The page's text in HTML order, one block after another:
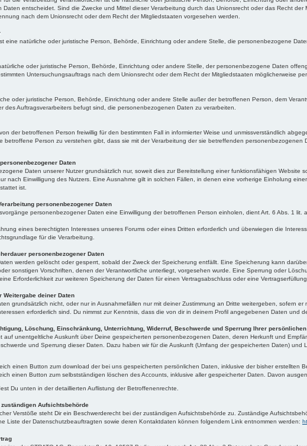
Daten entscheidet. Sind die Zwecke und Mittel dieser Verarbeitung durch das Unionsrecht oder das Recht
nach dem Unionsrecht oder dem Recht der Mitgliedstaaten vorgesehen werden.
eine natürliche oder juristische Person, Behörde, Einrichtung oder andere Stelle, die personenbezogene
oder juristische Person, Behörde, Einrichtung oder andere Stelle, der personenbezogene Daten
Untersuchungsauftrags nach dem Unionsrecht oder dem Recht der Mitgliedstaaten möglicherweise
oder juristische Person, Behörde, Einrichtung oder andere Stelle außer der betroffenen Person, dem
des Auftragsverarbeiters befugt sind, die personenbezogenen Daten zu verarbeiten.
der betroffenen Person freiwillig für den bestimmten Fall in informierter Weise und unmissverständlich
betroffene Person zu verstehen gibt, dass sie mit der Verarbeitung der sie betreffenden personenbezogenen
Daten
Daten unserer Nutzer grundsätzlich nur, soweit dies zur Bereitstellung einer funktionsfähigen
nach Einwilligung des Nutzers. Eine Ausnahme gilt in solchen Fällen, in denen eine vorherige Einholung
ist.
personenbezogener Daten
personenbezogener Daten eine Einwilligung der betroffenen Person einholen, dient Art. 6 Abs. 1 lit.
eines berechtigten Interesses unseres Forums oder eines Dritten erforderlich und überwiegen die
für die Verarbeitung.
personenbezogener Daten
werden gelöscht oder gesperrt, sobald der Zweck der Speicherung entfällt. Eine Speicherung kann
sonstigen Vorschriften, denen der Verantwortliche unterliegt, vorgesehen wurde. Eine Sperrung oder
Erforderlichkeit zur weiteren Speicherung der Daten für einen Vertragsabschluss oder eine
Weitergabe deiner Daten
grundsätzlich nicht, oder nur in Ausnahmefällen nur mit deiner Zustimmung an Dritte weitergeben, sofern
erforderlich sind. Du nimmst zur Kenntnis, dass die von dir in deinem Profil angegebenen Daten
Löschung, Einschränkung, Unterrichtung, Widerruf, Beschwerde und Sperrung Ihrer persönlichen
auf unentgeltliche Auskunft über Deine gespeicherten personenbezogenen Daten, deren Herkunft und
und Sperrung dieser Daten. Dazu haben wir für die Auskunft (Umfang der gespeicherten Daten)
einen Button zum download der bei uns gespeicherten persönlichen Daten, inklusive der bisher erstellten
einen Button zum selbstständigen löschen des Accounts, inklusive aller gespeicherter Daten. Davon
Du unten in der detaillierten Auflistung der Betroffenenrechte.
Aufsichtsbehörde
Verstöße steht Dir ein Beschwerderecht bei der zuständigen Aufsichtsbehörde zu. Zuständige
Liste der Datenschutzbeauftragten sowie deren Kontaktdaten können folgendem Link entnommen werden: